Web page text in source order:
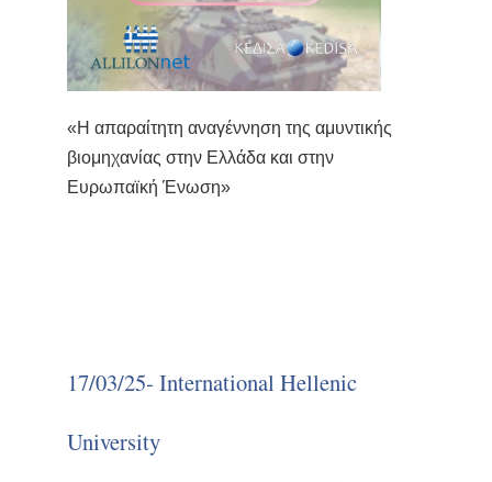
«Η απαραίτητη αναγέννηση της αμυντικής
βιομηχανίας στην Ελλάδα και στην
Ευρωπαϊκή Ένωση»
17/03/25- International Hellenic
University